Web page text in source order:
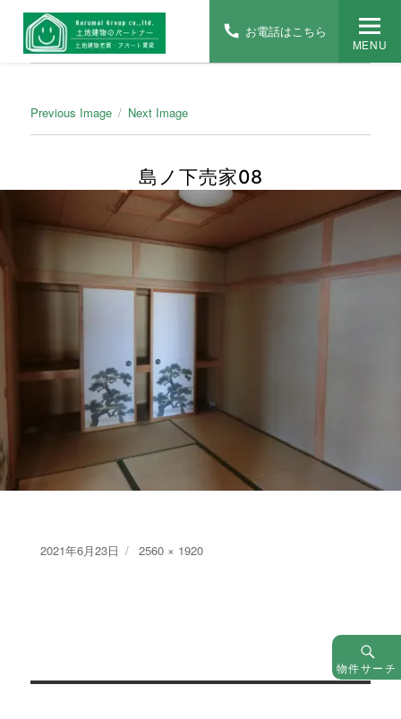
MENU
Previous Image Next Image
島ノ下売家08
Posted
2021年6月23日
Full
2560 × 1920
物件サーチ
お電話はこちら